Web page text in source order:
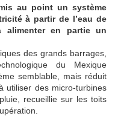
au point un système
à partir de l’eau de
alimenter en partie un
des grands barrages,
du Mexique
semblable, mais réduit
utiliser des micro-turbines
recueillie sur les toits